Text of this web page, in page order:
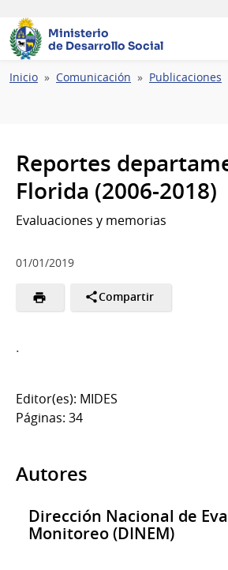
Ministerio
de Desarrollo Social
Ruta
Inicio Comunicación Publicaciones
Reportes
Florida (2006-2018)
Evaluaciones y memorias
01/01/2019
Compartir
.
Editor(es): MIDES
Páginas: 34
Autores
Dirección Nacional de
Monitoreo (DINEM)